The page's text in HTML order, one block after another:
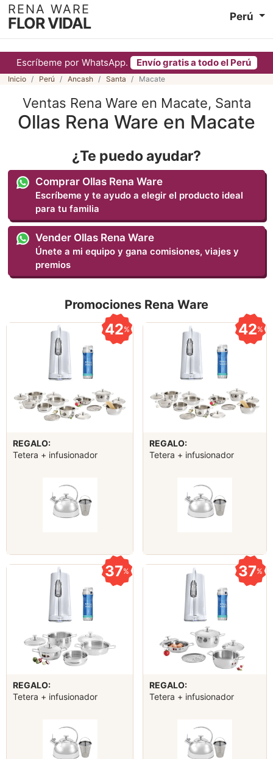
Escríbeme por WhatsApp. Envío gratis a todo el Perú
RENA WARE
FLOR VIDAL Perú
Inicio Perú Ancash Santa Macate
Ventas Rena Ware en Macate, Santa
Ollas Rena Ware en Macate
¿Te puedo ayudar?
Comprar Ollas Rena Ware
Escríbeme y te ayudo a elegir el producto ideal
para tu familia
Vender Ollas Rena Ware
Únete a mi equipo y gana comisiones, viajes y
premios
Promociones Rena Ware
42%
REGALO:
Tetera + infusionador
42%
REGALO:
Tetera + infusionador
37%
REGALO:
Tetera + infusionador
37%
REGALO:
Tetera + infusionador